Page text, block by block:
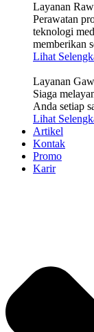
Layanan
Perawatan
teknologi
memberikan
Lihat
Layanan
Siaga
Anda setiap
Lihat
Artikel
Kontak
Promo
Karir